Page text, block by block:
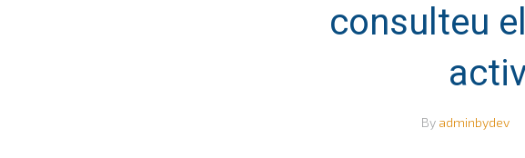
consulteu
By adminbydev